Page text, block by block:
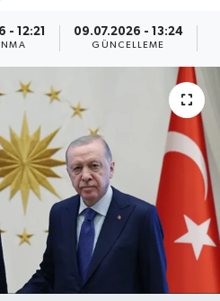
- 12:21 09.07.2026 - 13:24
GÜNCELLEME